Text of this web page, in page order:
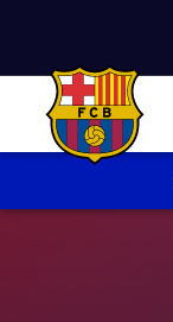
FC Barcelona club badge